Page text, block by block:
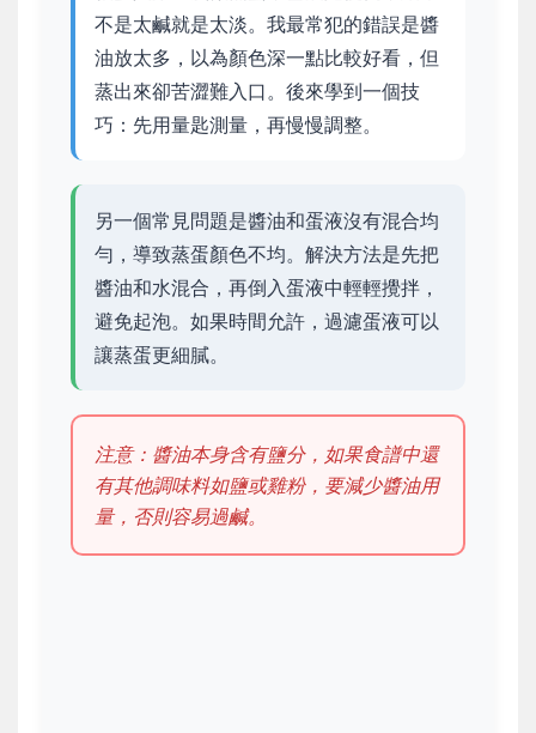
不是太鹹就是太淡。我最常犯的錯誤是醬
油放太多，以為顏色深一點比較好看，但
蒸出來卻苦澀難入口。後來學到一個技
巧：先用量匙測量，再慢慢調整。
另一個常見問題是醬油和蛋液沒有混合均
勻，導致蒸蛋顏色不均。解決方法是先把
醬油和水混合，再倒入蛋液中輕輕攪拌，
避免起泡。如果時間允許，過濾蛋液可以
讓蒸蛋更細膩。
注意：醬油本身含有鹽分，如果食譜中還
有其他調味料如鹽或雞粉，要減少醬油用
量，否則容易過鹹。